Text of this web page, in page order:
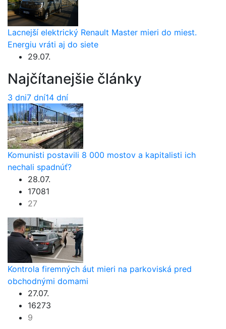
Lacnejší elektrický Renault Master mieri do miest.
Energiu vráti aj do siete
29.07.
Najčítanejšie články
3 dni7 dní14 dní
Komunisti postavili 8 000 mostov a kapitalisti ich
nechali spadnúť?
28.07.
17081
27
Kontrola firemných áut mieri na parkoviská pred
obchodnými domami
27.07.
16273
9